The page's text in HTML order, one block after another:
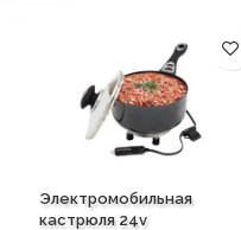
Электромобильная
кастрюля 24v